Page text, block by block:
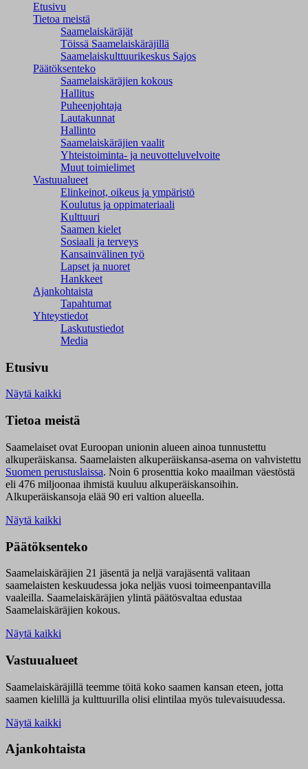
Etusivu
Tietoa meistä
Saamelaiskäräjät
Töissä Saamelaiskäräjillä
Saamelaiskulttuuri­keskus Sajos
Päätöksenteko
Saamelaiskäräjien kokous
Hallitus
Puheenjohtaja
Lautakunnat
Hallinto
Saamelaiskäräjien vaalit
Yhteistoiminta- ja neuvotteluvelvoite
Muut toimielimet
Vastuualueet
Elinkeinot, oikeus ja ympäristö
Koulutus ja oppimateriaali
Kulttuuri
Saamen kielet
Sosiaali ja terveys
Kansainvälinen työ
Lapset ja nuoret
Hankkeet
Ajankohtaista
Tapahtumat
Yhteystiedot
Laskutustiedot
Media
Etusivu
Näytä kaikki
Tietoa meistä
Saamelaiset ovat Euroopan unionin alueen ainoa tunnustettu
alkuperäiskansa. Saamelaisten alkuperäiskansa-asema on vahvistettu
Suomen perustuslaissa. Noin 6 prosenttia koko maailman väestöstä
eli 476 miljoonaa ihmistä kuuluu alkuperäiskansoihin.
Alkuperäiskansoja elää 90 eri valtion alueella.
Näytä kaikki
Päätöksenteko
Saamelaiskäräjien 21 jäsentä ja neljä varajäsentä valitaan
saamelaisten keskuudessa joka neljäs vuosi toimeenpantavilla
vaaleilla. Saamelaiskäräjien ylintä päätösvaltaa edustaa
Saamelaiskäräjien kokous.
Näytä kaikki
Vastuualueet
Saamelaiskäräjillä teemme töitä koko saamen kansan eteen, jotta
saamen kielillä ja kulttuurilla olisi elintilaa myös tulevaisuudessa.
Näytä kaikki
Ajankohtaista